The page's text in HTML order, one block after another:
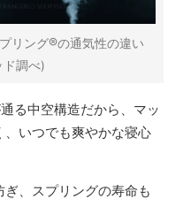
リング®の通気性の違い
ド調べ)
る中空構造だから、マッ
、いつでも爽やかな寝心
、スプリングの寿命も